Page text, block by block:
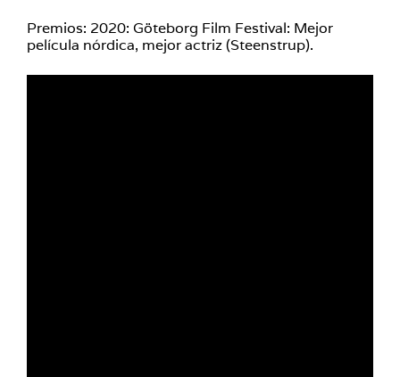
Premios: 2020: Göteborg Film Festival: Mejor
película nórdica, mejor actriz (Steenstrup).